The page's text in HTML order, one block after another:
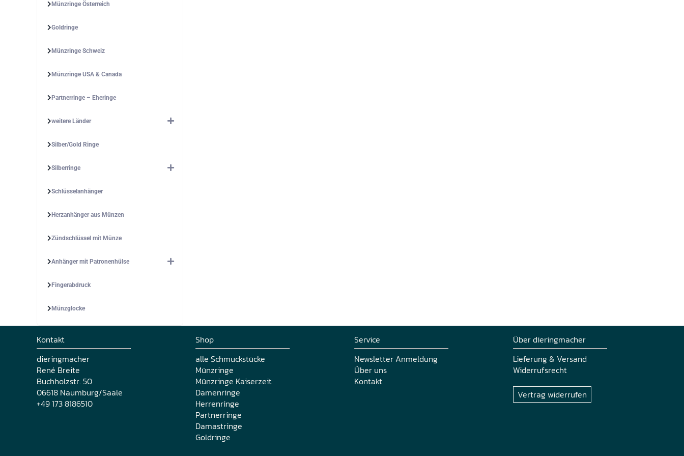
Münzringe Österreich
Goldringe
Münzringe Schweiz
Münzringe USA & Canada
Partnerringe – Eheringe
weitere Länder
Silber/Gold Ringe
Silberringe
Schlüsselanhänger
Herzanhänger aus Münzen
Zündschlüssel mit Münze
Anhänger mit Patronenhülse
Fingerabdruck
Münzglocke
Kontakt
dieringmacher
René Breite
Buchholzstr. 50
06618 Naumburg/Saale
+49 173 8186510
Shop
alle Schmuckstücke
Münzringe
Münzringe Kaiserzeit
Damenringe
Herrenringe
Partnerringe
Damastringe
Goldringe
Service
Newsletter Anmeldung
Über uns
Kontakt
Über dieringmacher
Lieferung & Versand
Widerrufsrecht
Vertrag widerrufen